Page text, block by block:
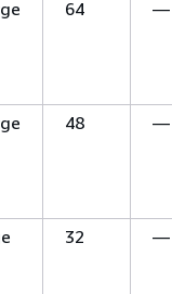
64 —
48 —
32 —